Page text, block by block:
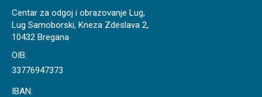
Centar za odgoj i obrazovanje Lug,
Lug Samoborski, Kneza Zdeslava 2,
10432 Bregana
OIB:
33776947373
IBAN: